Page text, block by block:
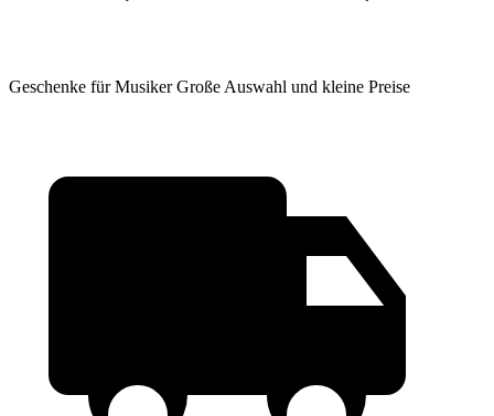
Geschenke für Musiker Große Auswahl und kleine Preise